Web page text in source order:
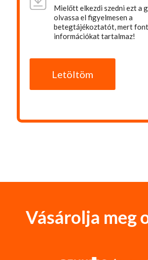
Mielőtt elkezdi szedni ezt a
olvassa el figyelmesen a
betegtájékoztatót, mert
információkat tartalmaz!
Letöltöm
Vásárolja meg